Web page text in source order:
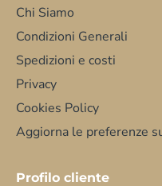
Chi Siamo
Condizioni Generali
Spedizioni e costi
Privacy
Cookies Policy
Aggiorna le preferenze
Profilo cliente